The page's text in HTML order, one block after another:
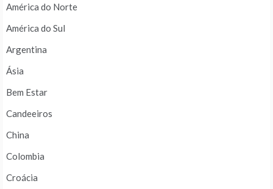
América do Norte
América do Sul
Argentina
Ásia
Bem Estar
Candeeiros
China
Colombia
Croácia